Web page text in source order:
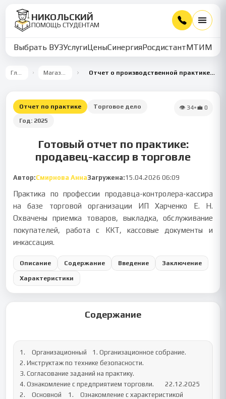
НИКОЛЬСКИЙ
ПОМОЩЬ СТУДЕНТАМ
Выбрать ВУЗУслугиЦеныСинергияРосдистантМТИММУ
Главная Магазин работ Отчет о производственной практике продавца-кассира в торговой организации
Отчет по практике
Торговое дело
Год: 2025
👁 34•💼 0
Готовый отчет по практике:
продавец-кассир в торговле
Автор:Смирнова АннаЗагружена:15.04.2026 06:09
Практика по профессии продавца-контролера-кассира
на базе торговой организации ИП Харченко Е. Н.
Охвачены приемка товаров, выкладка, обслуживание
покупателей, работа с ККТ, кассовые документы и
инкассация.
Описание Содержание Введение Заключение
Характеристики
Содержание
1.	Организационный 	1. Организационное собрание.
2. Инструктаж по технике безопасности.
3. Согласование заданий на практику.
4. Ознакомление с предприятием торговли.	22.12.2025
2.	Основной	1.	Ознакомление с характеристикой